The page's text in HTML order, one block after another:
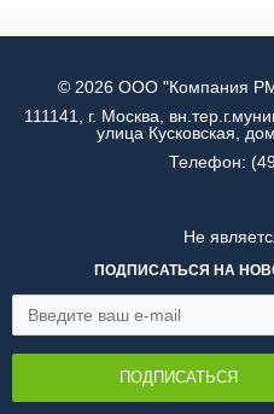
© 2026 ООО "Компания
111141, г. Москва,
улица Кусковская,
Телефон:
Не
ПОДПИСАТЬСЯ НА
ПОДПИСАТЬСЯ